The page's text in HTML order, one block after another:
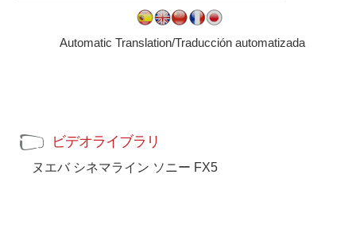
Automatic Translation/Traducción automatizada
ビデオライブラリ
ヌエバ シネマライン ソニー FX5